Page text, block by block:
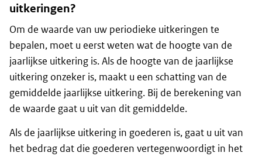
uitkeringen?
Om de waarde van uw periodieke uitkeringen te
bepalen, moet u eerst weten wat de hoogte van de
jaarlijkse uitkering is. Als de hoogte van de jaarlijkse
uitkering onzeker is, maakt u een schatting van de
gemiddelde jaarlijkse uitkering. Bij de berekening van
de waarde gaat u uit van dit gemiddelde.
Als de jaarlijkse uitkering in goederen is, gaat u uit van
het bedrag dat die goederen vertegenwoordigt in het